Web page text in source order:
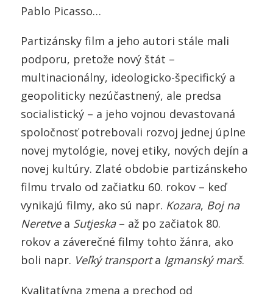
Pablo Picasso…
Partizánsky film a jeho autori stále mali
podporu, pretože nový štát –
multinacionálny, ideologicko-špecifický a
geopoliticky nezúčastnený, ale predsa
socialistický – a jeho vojnou devastovaná
spoločnosť potrebovali rozvoj jednej úplne
novej mytológie, novej etiky, nových dejín a
novej kultúry. Zlaté obdobie partizánskeho
filmu trvalo od začiatku 60. rokov – keď
vynikajú filmy, ako sú napr. Kozara, Boj na
Neretvea Sutjeska– až po začiatok 80.
rokov a záverečné filmy tohto žánra, ako
boli napr. Veľký transporta Igmanský marš.
Kvalitatívna zmena a prechod od